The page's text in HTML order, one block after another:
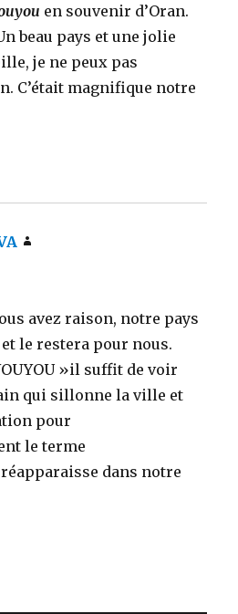
en souvenir d’Oran.
beau pays et une jolie
je ne peux pas
C’était magnifique notre
avez raison, notre pays
le restera pour nous.
»il suffit de voir
qui sillonne la ville et
pour
le terme
réapparaisse dans notre